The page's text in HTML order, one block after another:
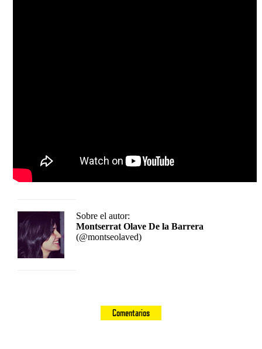
Sobre el autor:
Montserrat Olave De la Barrera
(@montseolaved)
Comentarios